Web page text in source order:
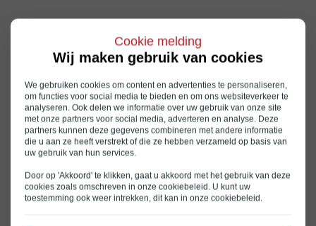
Cookie melding
Wij maken gebruik van cookies
We gebruiken cookies om content en advertenties te personaliseren,
om functies voor social media te bieden en om ons websiteverkeer te
analyseren. Ook delen we informatie over uw gebruik van onze site
met onze partners voor social media, adverteren en analyse. Deze
partners kunnen deze gegevens combineren met andere informatie
die u aan ze heeft verstrekt of die ze hebben verzameld op basis van
uw gebruik van hun services.
Door op 'Akkoord' te klikken, gaat u akkoord met het gebruik van deze
cookies zoals omschreven in onze cookiebeleid. U kunt uw
toestemming ook weer intrekken, dit kan in onze cookiebeleid.